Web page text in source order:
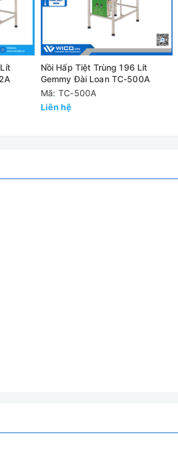
cấp
Nồi Hấp Tiệt Trùng 196 Lít
Gemmy Đài Loan TC-500A
Mã: TC-500A
Liên hệ